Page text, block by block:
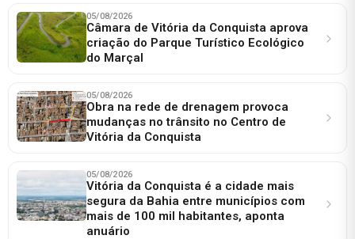
05/08/2026
Câmara de Vitória da Conquista aprova
criação do Parque Turístico Ecológico
do Marçal
05/08/2026
Obra na rede de drenagem provoca
mudanças no trânsito no Centro de
Vitória da Conquista
05/08/2026
Vitória da Conquista é a cidade mais
segura da Bahia entre municípios com
mais de 100 mil habitantes, aponta
anuário